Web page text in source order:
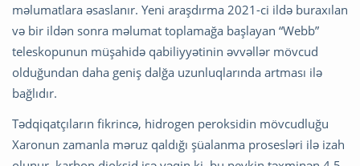
məlumatlara əsaslanır. Yeni araşdırma 2021-ci ildə buraxılan
və bir ildən sonra məlumat toplamağa başlayan “Webb”
teleskopunun müşahidə qabiliyyətinin əvvəllər mövcud
olduğundan daha geniş dalğa uzunluqlarında artması ilə
bağlıdır.
Tədqiqatçıların fikrincə, hidrogen peroksidin mövcudluğu
Xaronun zamanla məruz qaldığı şüalanma prosesləri ilə izah